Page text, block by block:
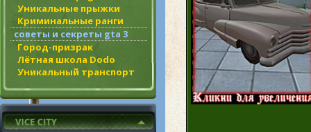
Уникальные прыжки
Криминальные ранги
советы и секреты gta 3
Город-призрак
Лётная школа Dodo
Уникальный транспорт